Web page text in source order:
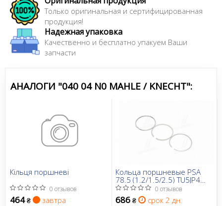
Только оригинальная и сертифицированная
продукция!
Надежная упаковка
Качественно и бесплатно упакуем Ваши
запчасти
АНАЛОГИ "040 04 N0 MAHLE / KNECHT":
Кільця поршневі
0 отзывов
464₴ завтра
Кольца поршневые PSA
78.5 (1.2/1.5/2.5) TU5JP4
(NFU) (пр-во KS)
0 отзывов
686 ₴ срок 2 дн.